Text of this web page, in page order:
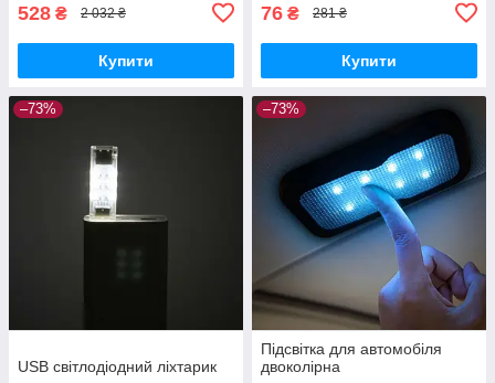
528 ₴ 2 032 ₴
Купити
76 ₴ 281 ₴
Купити
–73%
USB світлодіодний ліхтарик
–73%
Підсвітка для автомобіля
двоколірна